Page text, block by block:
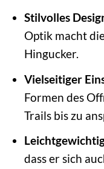
Stilvolles
Optik macht
Hingucker.
Vielseitiger
Formen des
Trails bis zu
dass er sich